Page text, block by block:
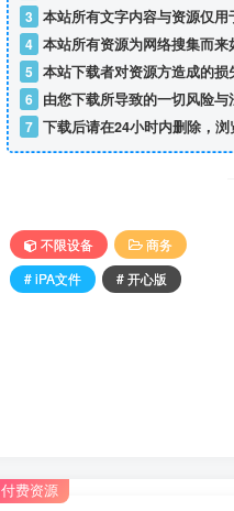
3 本站所有文字内容与资源仅用
4 本站所有资源为网络搜集而
5 本站下载者对资源方造成的损
6 由您下载所导致的一切风险
7 下载后请在24小时内删除，
不限设备
商务
# iPA文件
# 开心版
付费资源